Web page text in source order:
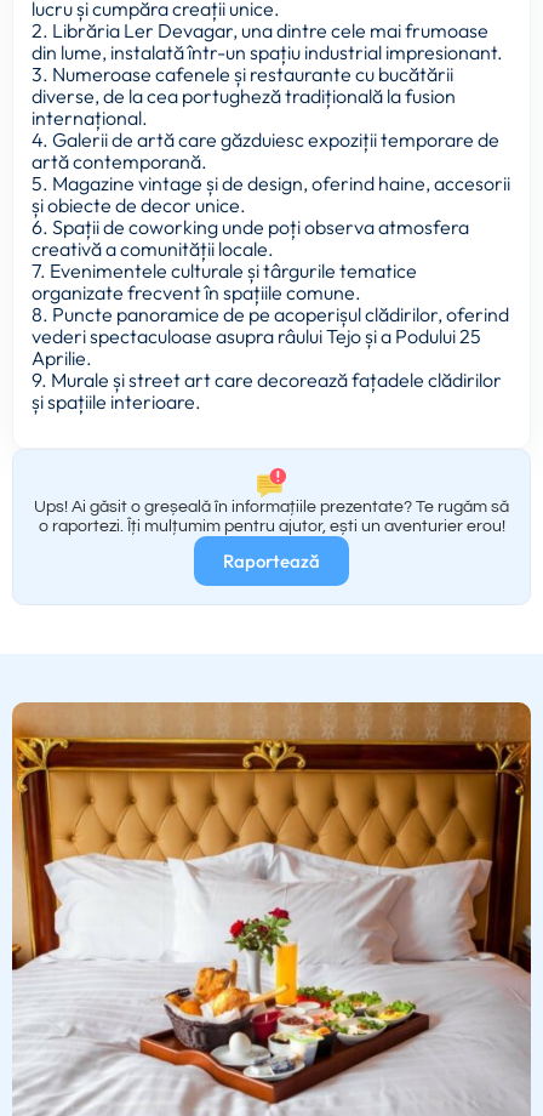
lucru și cumpăra creații unice.
2. Librăria Ler Devagar, una dintre cele mai frumoase
din lume, instalată într-un spațiu industrial impresionant.
3. Numeroase cafenele și restaurante cu bucătării
diverse, de la cea portugheză tradițională la fusion
internațional.
4. Galerii de artă care găzduiesc expoziții temporare de
artă contemporană.
5. Magazine vintage și de design, oferind haine, accesorii
și obiecte de decor unice.
6. Spații de coworking unde poți observa atmosfera
creativă a comunității locale.
7. Evenimentele culturale și târgurile tematice
organizate frecvent în spațiile comune.
8. Puncte panoramice de pe acoperișul clădirilor, oferind
vederi spectaculoase asupra râului Tejo și a Podului 25
Aprilie.
9. Murale și street art care decorează fațadele clădirilor
și spațiile interioare.
Ups! Ai găsit o greșeală în informațiile prezentate? Te rugăm să
o raportezi. Îți mulțumim pentru ajutor, ești un aventurier erou!
Raportează